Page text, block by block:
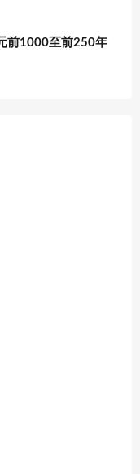
前1000至前250年